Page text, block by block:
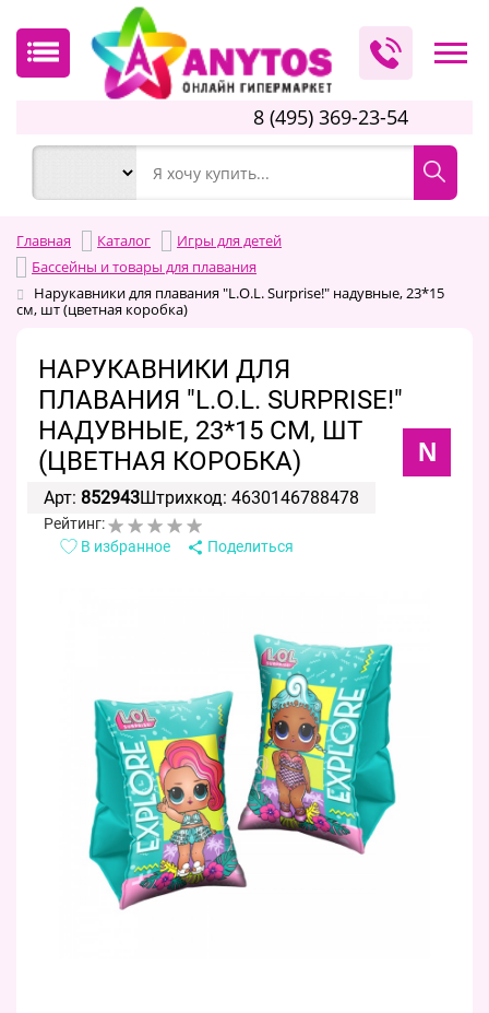
8 (495) 369-23-54
Главная Каталог
Игры для детей
Бассейны и товары для плавания
Нарукавники для плавания "L.O.L. Surprise!" надувные, 23*15
см, шт (цветная коробка)
НАРУКАВНИКИ ДЛЯ
ПЛАВАНИЯ "L.O.L. SURPRISE!"
НАДУВНЫЕ, 23*15 СМ, ШТ
(ЦВЕТНАЯ КОРОБКА)
N
Арт: 852943Штрихкод: 4630146788478
Рейтинг:
В избранное
Поделиться